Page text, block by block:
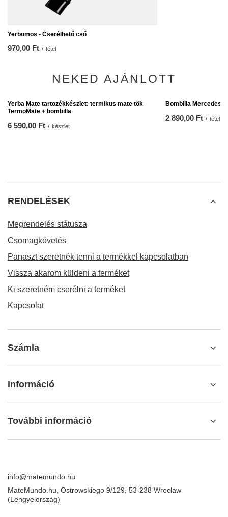
Yerbomos - Cserélhető cső
970,00 Ft / tétel
NEKED AJÁNLOTT
Yerba Mate tartozékkészlet: termikus mate tök
6 590,00 Ft / készlet
Bombilla Mercedes
2 890,00 Ft / tétel
RENDELÉSEK
Csomagkövetés
Információ